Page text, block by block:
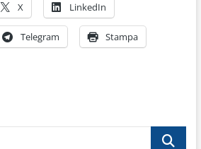
X LinkedIn
Telegram Stampa
Cerca